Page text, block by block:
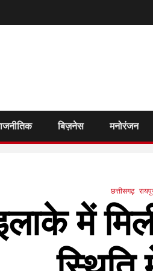
बिज़नेस मनोरंजन
छत्तीसगढ़
में